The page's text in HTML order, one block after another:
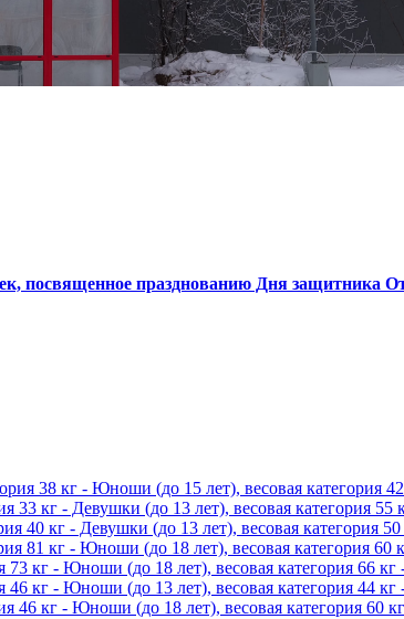
празднованию Дня защитника
38 кг - Юноши (до 15 лет), весовая категория
кг - Девушки (до 13 лет), весовая категория
40 кг - Девушки (до 13 лет), весовая категория
81 кг - Юноши (до 18 лет), весовая категория 60
кг - Юноши (до 18 лет), весовая категория 66
кг - Юноши (до 13 лет), весовая категория 44 кг
46 кг - Юноши (до 18 лет), весовая категория 60